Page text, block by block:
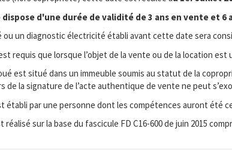
d'une durée de validité de 3 ans en vente et 6
un diagnostic électricité établi avant cette date sera
requis que lorsque l’objet de la vente ou de la location est
est situé dans un immeuble soumis au statut de la
de la signature de l’acte authentique de vente ne peut
établi par une personne dont les compétences auront été
sur la base du fascicule FD C16-600 de juin 2015